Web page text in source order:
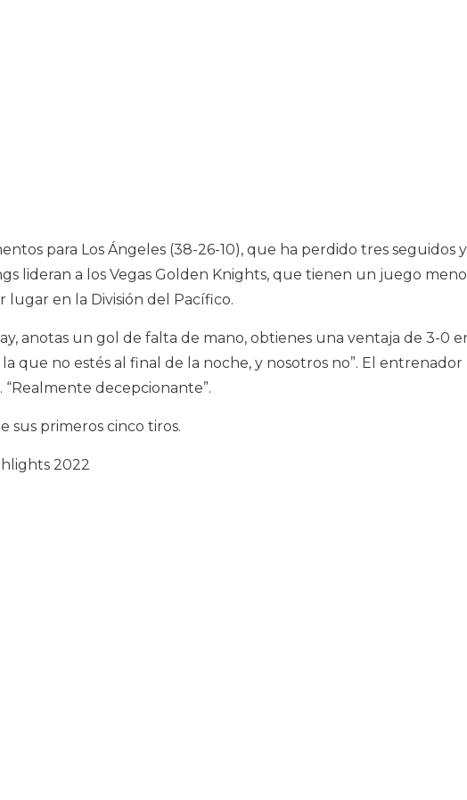
para Los Ángeles (38-26-10), que ha perdido tres seguidos y
lideran a los Vegas Golden Knights, que tienen un juego
en la División del Pacífico.
anotas un gol de falta de mano, obtienes una ventaja de 3-0
que no estés al final de la noche, y nosotros no”. El entrenador
“Realmente decepcionante”.
sus primeros cinco tiros.